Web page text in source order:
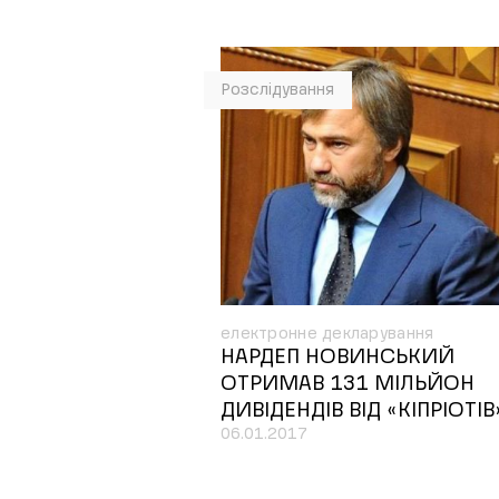
Розслідування
електронне декларування
НАРДЕП НОВИНСЬКИЙ
ОТРИМАВ 131 МІЛЬЙОН
ДИВІДЕНДІВ ВІД
06.01.2017